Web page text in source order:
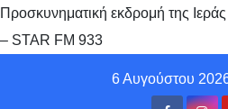
Προσκυνηματική εκδρομή της
– STAR FM 933
6 Αυγούστου